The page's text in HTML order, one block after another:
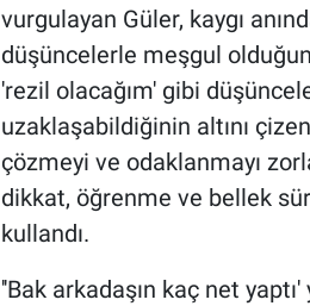
vurgulayan Güler, kaygı
düşüncelerle meşgul
'rezil olacağım' gibi
uzaklaşabildiğinin altını
çözmeyi ve odaklanmayı
dikkat, öğrenme ve bellek
kullandı.
''Bak arkadaşın kaç net yaptı'